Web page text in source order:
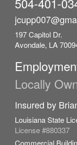
197 Capitol Dr.
Avondale, LA
Locally
Insured by
Louisiana State
License #880337
Commercial